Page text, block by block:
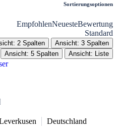
Sortierungsoptionen
EmpfohlenNeuesteBewertung
Standard
2 Spalten
Ansicht: 3 Spalten
Ansicht: 5 Spalten Ansicht: Liste
Deutschland